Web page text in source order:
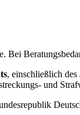
, einschließlich
und